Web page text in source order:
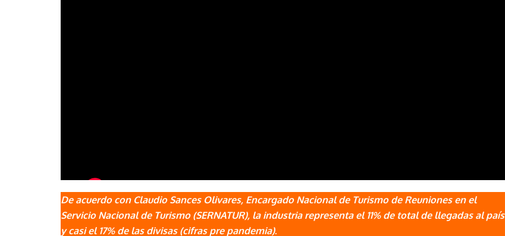
De acuerdo con Claudio Sances Olivares, Encargado Nacional de Turismo de Reuniones en el
Servicio Nacional de Turismo (SERNATUR), la industria representa el 11% de total de llegadas al país
y casi el 17% de las divisas (cifras pre pandemia).